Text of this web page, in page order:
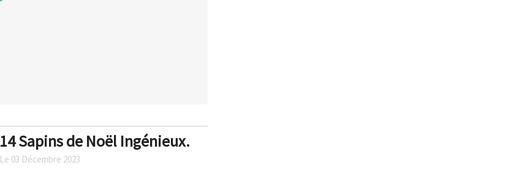
14 Sapins de Noël Ingénieux.
Le 03 Décembre 2023